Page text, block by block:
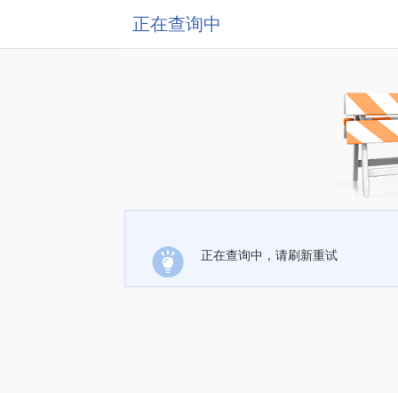
正在查询中
正在查询中，请刷新重试